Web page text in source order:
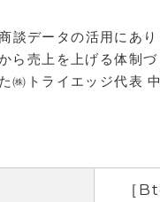
談データの活用にあり
売上を上げる体制
トライエッジ代表 中
［